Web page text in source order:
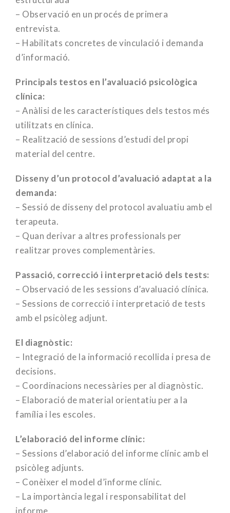
– Observació en un procés de primera
entrevista.
– Habilitats concretes de vinculació i demanda
d’informació.
Principals testos en l’avaluació psicològica
clínica:
– Anàlisi de les característiques dels testos més
utilitzats en clínica.
– Realització de sessions d’estudi del propi
material del centre.
Disseny d’un protocol d’avaluació adaptat a la
demanda:
– Sessió de disseny del protocol avaluatiu amb el
terapeuta.
– Quan derivar a altres professionals per
realitzar proves complementàries.
Passació, correcció i interpretació dels tests:
– Observació de les sessions d’avaluació clínica.
– Sessions de correcció i interpretació de tests
amb el psicòleg adjunt.
El diagnòstic:
– Integració de la informació recollida i presa de
decisions.
– Coordinacions necessàries per al diagnòstic.
– Elaboració de material orientatiu per a la
família i les escoles.
L’elaboració del informe clínic:
– Sessions d’elaboració del informe clínic amb el
psicòleg adjunts.
– Conèixer el model d’informe clínic.
– La importància legal i responsabilitat del
informe.